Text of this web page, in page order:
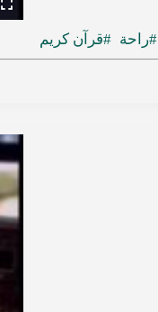
#راحة #قرآن كريم